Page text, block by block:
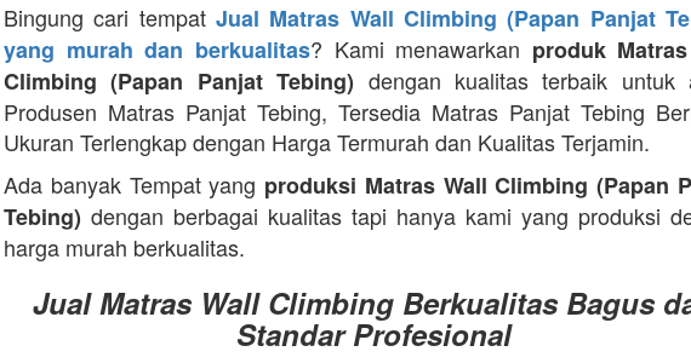
Bingung cari tempat Jual Matras Wall Climbing (Papan Panjat
yang murah dan berkualitas? Kami menawarkan produk
Climbing (Papan Panjat Tebing) dengan kualitas terbaik untuk
Produsen Matras Panjat Tebing, Tersedia Matras Panjat Tebing
Ukuran Terlengkap dengan Harga Termurah dan Kualitas Terjamin.
Ada banyak Tempat yang produksi Matras Wall Climbing (Papan
Tebing) dengan berbagai kualitas tapi hanya kami yang produksi
harga murah berkualitas.
Jual Matras Wall Climbing Berkualitas Bagus
Standar Profesional